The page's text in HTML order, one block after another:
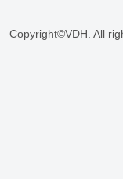
Copyright©VDH. All